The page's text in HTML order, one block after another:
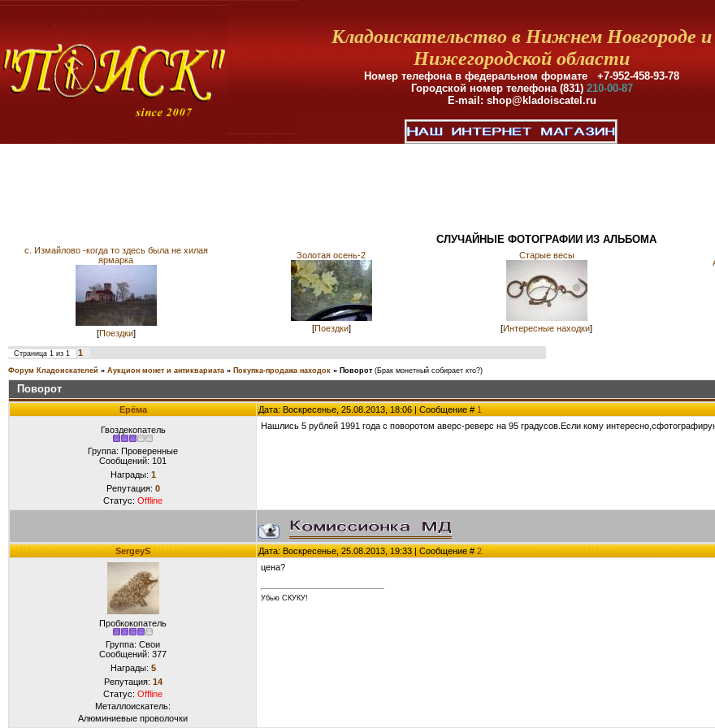
Кладоискательство в Нижнем Новгороде и
Нижегородской области
Номер телефона в федеральном формате +7-952-458-93-78
Городской номер телефона (831) 210-00-87
E-mail: shop@kladoiscatel.ru
СЛУЧАЙНЫЕ ФОТОГРАФИИ ИЗ АЛЬБОМА
с. Измайлово -когда то здесь была не хилая
ярмарка
[Поездки]
Золотая осень-2
[Поездки]
Старые весы
[Интересные находки]
Страница 1 из 1 1
Форум Кладоискателей » Аукцион монет и антиквариата » Покупка-продажа находок » Поворот (Брак монетный собирает кто?)
Поворот
Ерёма Дата: Воскресенье, 25.08.2013, 18:06 | Сообщение #1
Гвоздекопатель
Группа: Проверенные
Сообщений: 101
Награды: 1
Репутация: 0
Статус: Offline
Нашлись 5 рублей 1991 года с поворотом аверс-реверс на 95 градусов.Если кому
SergeyS Дата: Воскресенье, 25.08.2013, 19:33 | Сообщение #2
Пробкокопатель
Группа: Свои
Сообщений: 377
Награды: 5
Репутация: 14
Статус: Offline
Металлоискатель:
Алюминиевые проволочки
цена?
Убью СКУКУ!